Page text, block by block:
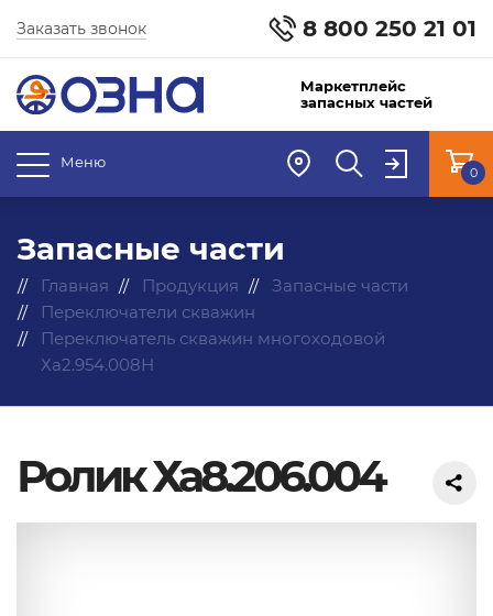
8 800 250 21 01
Заказать звонок
Маркетплейс
запасных частей
Меню
0
Запасные части
Главная Продукция
Запасные части
Переключатели скважин
Переключатель скважин многоходовой
Ха2.954.008Н
Ролик Ха8.206.004